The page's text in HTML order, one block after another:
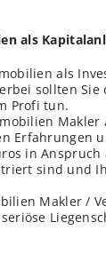
als
als
sollten Sie
Profi tun.
Makler
Erfahrungen
in Anspruch
sind und
Makler /